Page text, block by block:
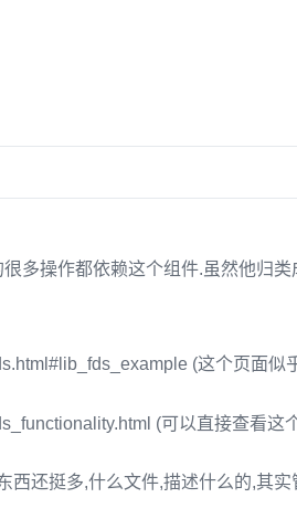
多操作都依赖这个组件.虽然他归
(这个页面似
(可以直接查看这
西还挺多,什么文件,描述什么的,其